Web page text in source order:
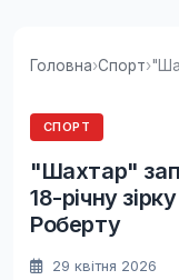
Головна›Спорт›
СПОРТ
"Шахтар"
18-річну
Роберту
29 квітня 2026